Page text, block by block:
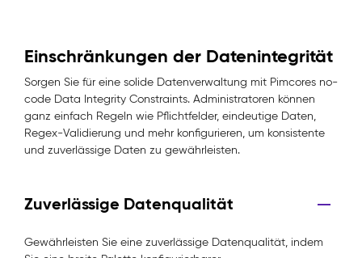
Einschränkungen der Datenintegrität
Sorgen Sie für eine solide Datenverwaltung mit Pimcores no-
code Data Integrity Constraints. Administratoren können
ganz einfach Regeln wie Pflichtfelder, eindeutige Daten,
Regex-Validierung und mehr konfigurieren, um konsistente
und zuverlässige Daten zu gewährleisten.
Zuverlässige Datenqualität
Gewährleisten Sie eine zuverlässige Datenqualität, indem